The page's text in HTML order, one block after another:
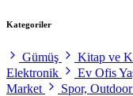
Kategoriler
Gümüş Kitap ve
Elektronik
Ev Ofis
Market
Spor, Outdoor